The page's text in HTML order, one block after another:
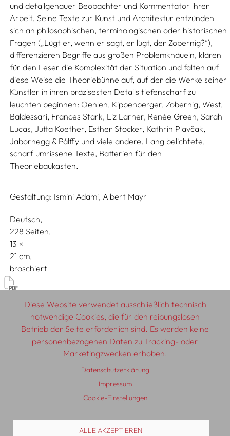
und detailgenauer Beobachter und Kommentator ihrer
Arbeit. Seine Texte zur Kunst und Architektur entzünden
sich an philosophischen, terminologischen oder historischen
Fragen („Lügt er, wenn er sagt, er lügt, der Zobernig?“),
differenzieren Begriffe aus großen Problemknäueln, klären
für den Leser die Komplexität der Situation und falten auf
diese Weise die Theoriebühne auf, auf der die Werke seiner
Künstler in ihren präzisesten Details tiefenscharf zu
leuchten beginnen: Oehlen, Kippenberger, Zobernig, West,
Baldessari, Frances Stark, Liz Larner, Renée Green, Sarah
Lucas, Jutta Koether, Esther Stocker, Kathrin Plavčak,
Jabornegg & Pálffy und viele andere. Lang belichtete,
scharf umrissene Texte, Batterien für den
Theoriebaukasten.
Gestaltung: Ismini Adami, Albert Mayr
Deutsch
228 Seiten,
13
21
broschiert
© 2026 SCHLEBRÜGGE.EDITOR
Textautor:innen AGB
Datenschutzerklärung
Auslieferung
Diese Website verwendet ausschließlich technisch
notwendige Cookies, die für den reibungslosen
Betrieb der Seite erforderlich sind. Es werden keine
personenbezogenen Daten zu Tracking- oder
Marketingzwecken erhoben.
Datenschutzerklärung
Impressum
Cookie-Einstellungen
ALLE AKZEPTIEREN